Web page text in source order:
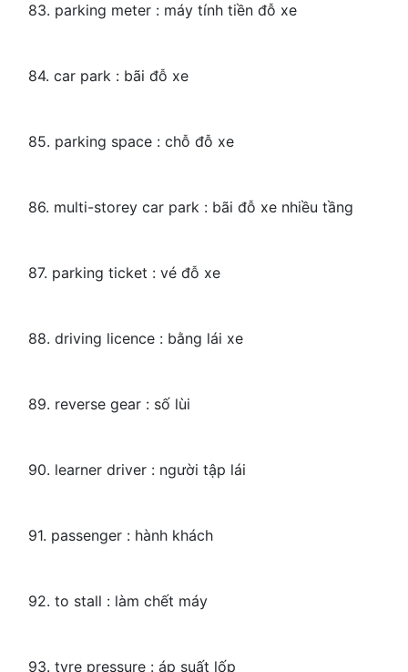
83. parking meter : máy tính tiền đỗ xe
84. car park : bãi đỗ xe
85. parking space : chỗ đỗ xe
86. multi-storey car park : bãi đỗ xe nhiều tầng
87. parking ticket : vé đỗ xe
88. driving licence : bằng lái xe
89. reverse gear : số lùi
90. learner driver : người tập lái
91. passenger : hành khách
92. to stall : làm chết máy
93. tyre pressure : áp suất lốp